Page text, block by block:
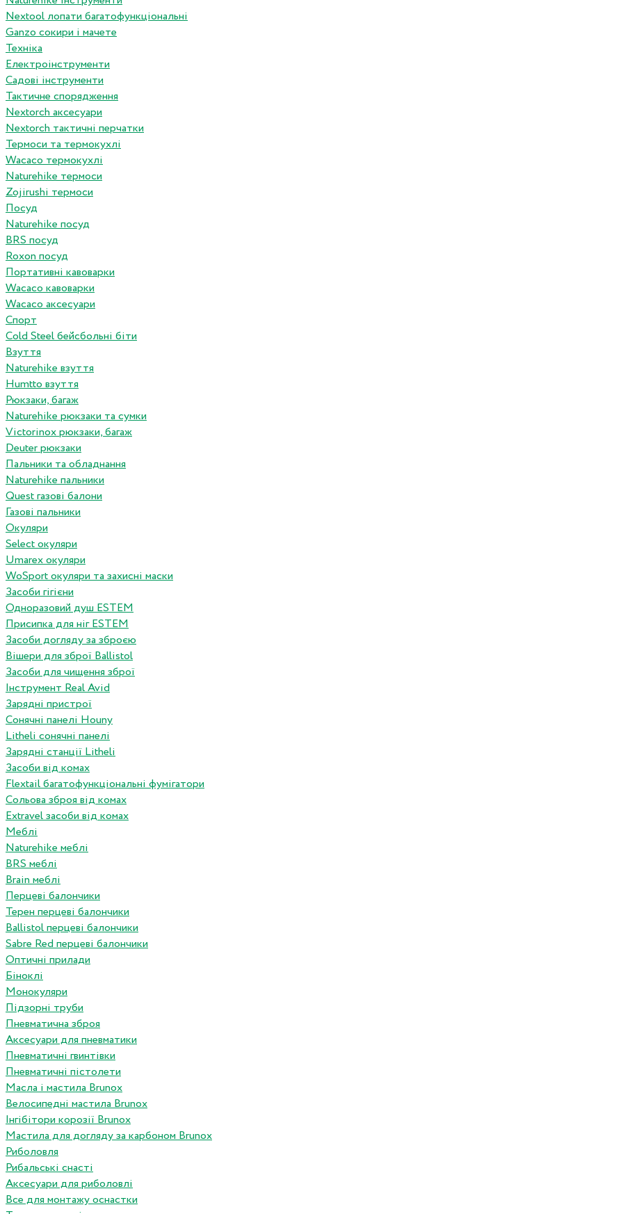
Nextool лопати багатофункціональні
Ganzo сокири і мачете
Техніка
Електроінструменти
Садові інструменти
Тактичне спорядження
Nextorch аксесуари
Nextorch тактичні перчатки
Термоси та термокухлі
Wacaco термокухлі
Naturehike термоси
Zojirushi термоси
Посуд
Naturehike посуд
BRS посуд
Roxon посуд
Портативні кавоварки
Wacaco кавоварки
Wacaco аксесуари
Спорт
Cold Steel бейсбольні біти
Взуття
Naturehike взуття
Humtto взуття
Рюкзаки, багаж
Naturehike рюкзаки та сумки
Victorinox рюкзаки, багаж
Deuter рюкзаки
Пальники та обладнання
Naturehike пальники
Quest газові балони
Газові пальники
Окуляри
Select окуляри
Umarex окуляри
WoSport окуляри та захисні маски
Засоби гігієни
Одноразовий душ ESTEM
Присипка для ніг ESTEM
Засоби догляду за зброєю
Вішери для зброї Ballistol
Засоби для чищення зброї
Інструмент Real Avid
Зарядні пристрої
Сонячні панелі Houny
Litheli сонячні панелі
Зарядні станції Litheli
Засоби від комах
Flextail багатофункціональні фумігатори
Сольова зброя від комах
Extravel засоби від комах
Меблі
Naturehike меблі
BRS меблі
Brain меблі
Перцеві балончики
Терен перцеві балончики
Ballistol перцеві балончики
Sabre Red перцеві балончики
Оптичні прилади
Біноклі
Монокуляри
Підзорні труби
Пневматична зброя
Аксесуари для пневматики
Пневматичні гвинтівки
Пневматичні пістолети
Масла і мастила Brunox
Велосипедні мастила Brunox
Інгібітори корозії Brunox
Мастила для догляду за карбоном Brunox
Риболовля
Рибальські снасті
Аксесуари для риболовлі
Все для монтажу оснастки